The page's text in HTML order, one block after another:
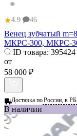
★4.9 46
Венец зубчатый
МКРС-300, МКРС-
ID товара: 395424
от
58 000 ₽
Доставка поРоссии, в
В наличии